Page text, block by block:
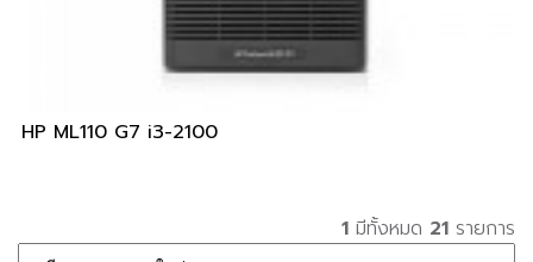
HP ML110 G7 i3-2100
1 มีทั้งหมด 21 รายการ